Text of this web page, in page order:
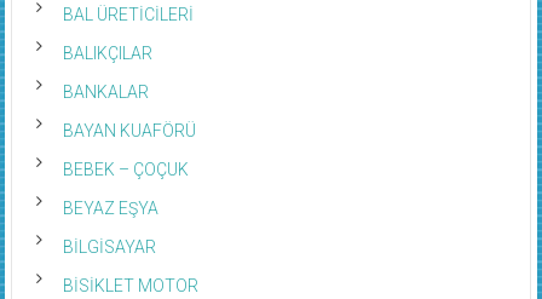
BAL ÜRETİCİLERİ
BALIKÇILAR
BANKALAR
BAYAN KUAFÖRÜ
BEBEK – ÇOÇUK
BEYAZ EŞYA
BİLGİSAYAR
BİSİKLET MOTOR